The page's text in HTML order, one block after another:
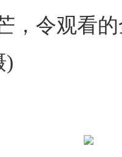
，令观看
)